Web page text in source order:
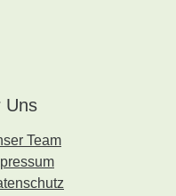
Uns
Team